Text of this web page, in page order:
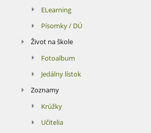
ELearning
Písomky / DÚ
Život na škole
Fotoalbum
Jedálny lístok
Zoznamy
Krúžky
Učitelia